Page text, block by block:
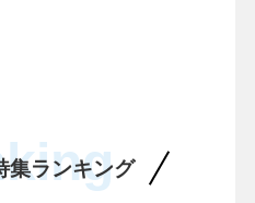
集ランキング